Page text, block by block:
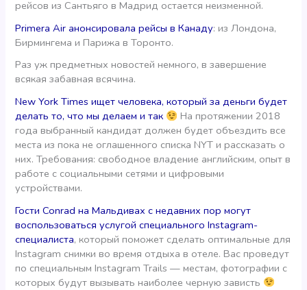
рейсов из Сантьяго в Мадрид остается неизменной.
Primera Air анонсировала рейсы в Канаду: из Лондона,
Бирмингема и Парижа в Торонто.
Раз уж предметных новостей немного, в завершение
всякая забавная всячина.
New York Times ищет человека, который за деньги будет
делать то, что мы делаем и так
На протяжении 2018
года выбранный кандидат должен будет объездить все
места из пока не оглашенного списка NYT и рассказать о
них. Требования: свободное владение английским, опыт в
работе с социальными сетями и цифровыми
устройствами.
Гости Conrad на Мальдивах с недавних пор могут
воспользоваться услугой специального Instagram-
специалиста, который поможет сделать оптимальные для
Instagram снимки во время отдыха в отеле. Вас проведут
по специальным Instagram Trails — местам, фотографии с
которых будут вызывать наиболее черную зависть